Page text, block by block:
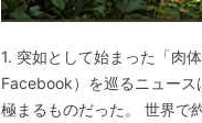
1. 突如として始まった「肉
Facebook）を巡るニュース
極まるものだった。 世界で